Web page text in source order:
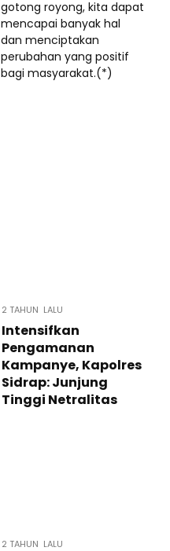
gotong royong, kita dapat
mencapai banyak hal
dan menciptakan
perubahan yang positif
bagi masyarakat.(*)
2 TAHUN LALU
Intensifkan
Pengamanan
Kampanye, Kapolres
Sidrap: Junjung
Tinggi Netralitas
2 TAHUN LALU